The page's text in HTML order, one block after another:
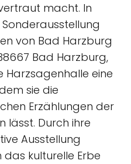
macht. In
von Bad Harzburg
Bad Harzburg,
Harzsagenhalle eine
sie die
Erzählungen der
lässt. Durch ihre
Ausstellung
das kulturelle Erbe